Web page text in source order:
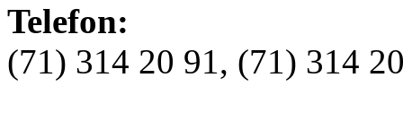
Telefon:
(71) 314 20 91, (71) 314